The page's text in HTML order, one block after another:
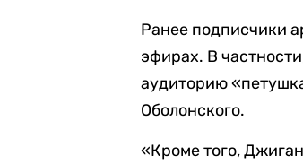
Ранее подписчики
эфирах. В
аудиторию
Оболонского.
«Кроме того,